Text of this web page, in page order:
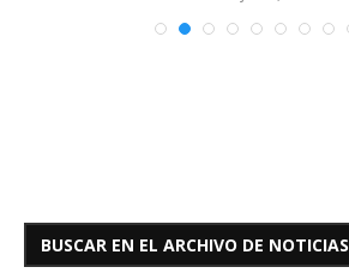
BUSCAR EN EL ARCHIVO DE NOTICIAS